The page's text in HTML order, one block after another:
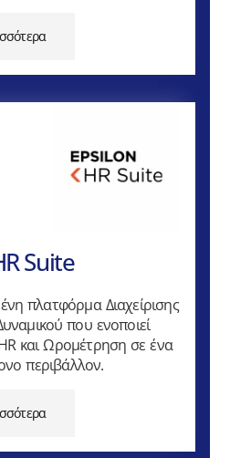
Suite
πλατφόρμα Διαχείρισης
που ενοποιεί
και Ωρομέτρηση σε ένα
περιβάλλον.